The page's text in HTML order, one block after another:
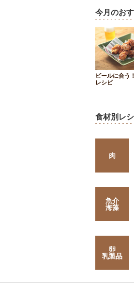
今月のお
ビールに合う
レシピ
食材別レ
肉
魚介
海藻
卵
乳製品